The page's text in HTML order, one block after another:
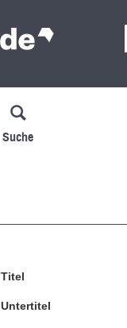
Suche
Titel
Untertitel